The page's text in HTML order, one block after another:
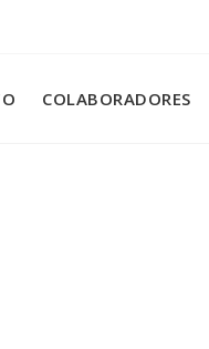
COLABORADORES